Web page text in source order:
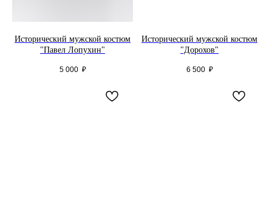
Исторический мужской костюм
"Павел Лопухин"
5 000 ₽
Исторический мужской костюм
"Дорохов"
6 500 ₽